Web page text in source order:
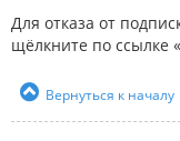
Для отказа от
щёлкните по ссылке
Вернуться к началу